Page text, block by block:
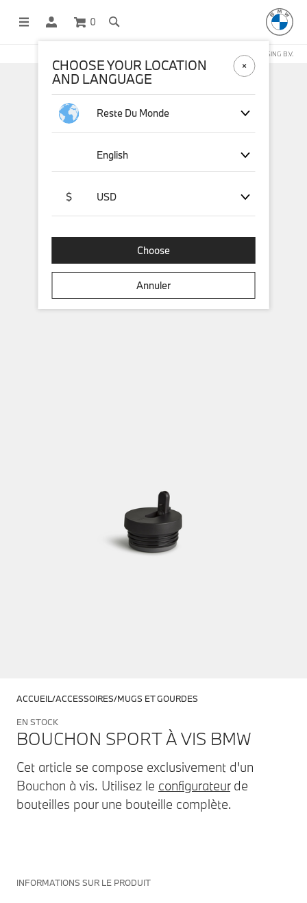
0
BOUTIQUE EN LIGNE GÉRÉE PAR STICHD SPORTSMERCHANDISING B.V.
ACCUEIL ACCESSOIRES MUGS ET GOURDES
EN STOCK
BOUCHON SPORT À VIS BMW
Cet article se compose exclusivement d'un
Bouchon à vis. Utilisez le configurateurde
bouteilles pour une bouteille complète.
INFORMATIONS SUR LE PRODUIT
CHOOSE YOUR LOCATION
AND LANGUAGE
Reste Du Monde
English
$ USD
Choose
Annuler